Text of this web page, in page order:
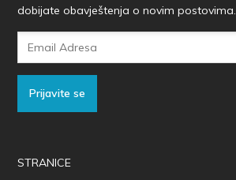
dobijate obavještenja o novim postovima.
Prijavite se
STRANICE